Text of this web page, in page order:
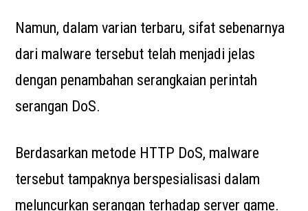
Namun, dalam varian terbaru, sifat sebenarnya
dari malware tersebut telah menjadi jelas
dengan penambahan serangkaian perintah
serangan DoS.
Berdasarkan metode HTTP DoS, malware
tersebut tampaknya berspesialisasi dalam
meluncurkan serangan terhadap server game.